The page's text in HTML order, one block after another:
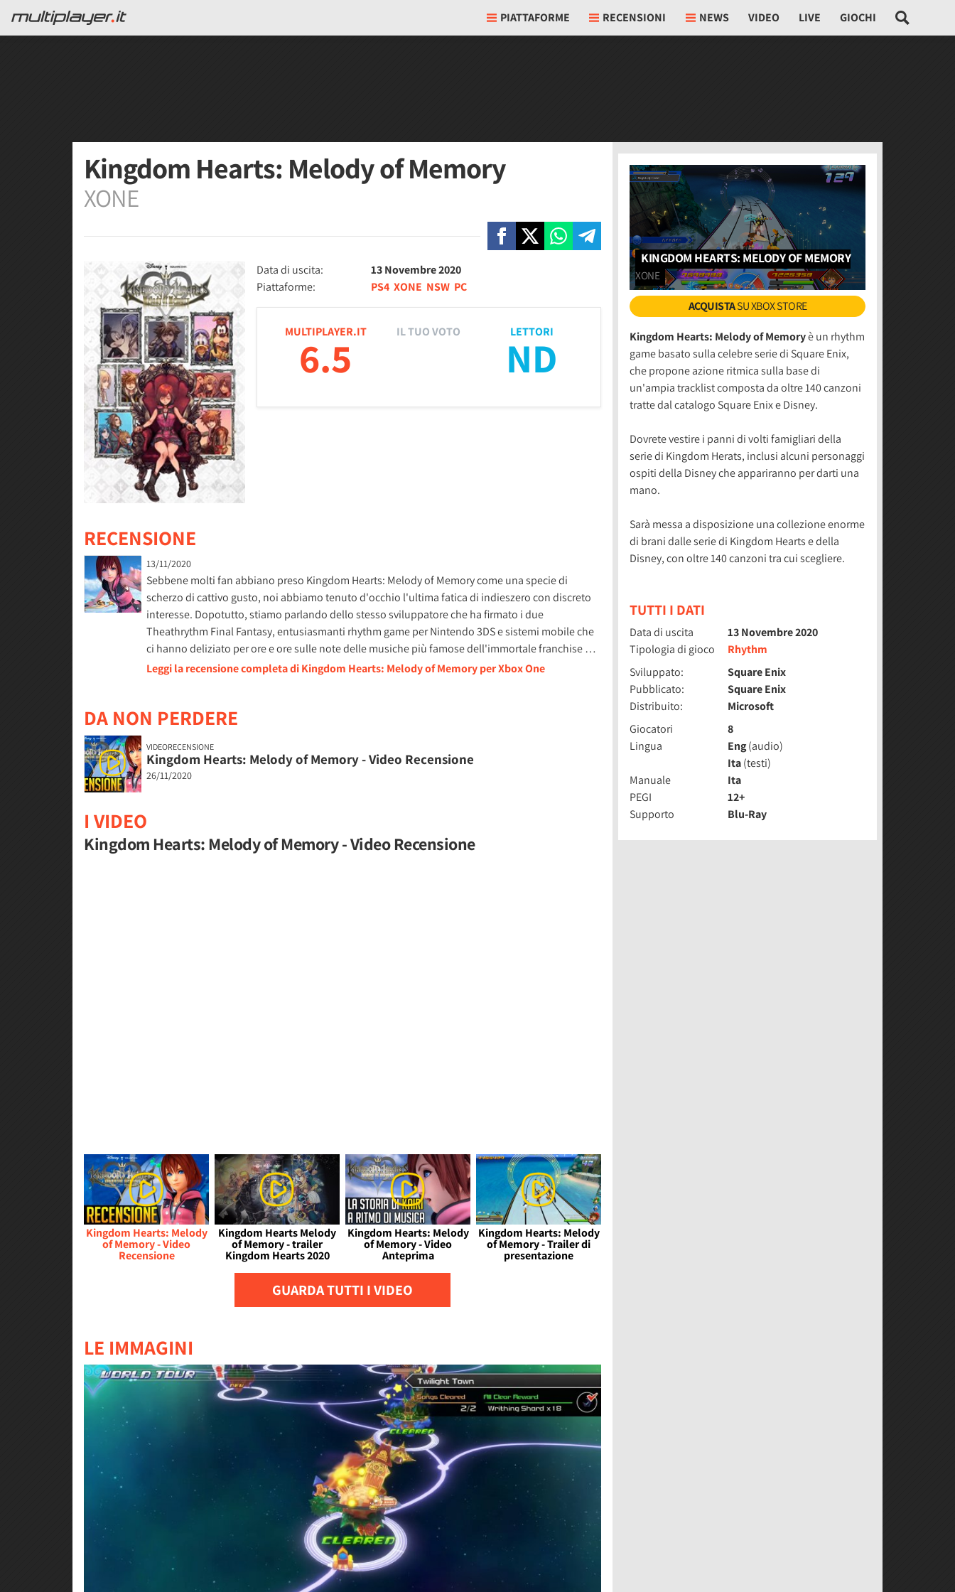
PIATTAFORME RECENSIONI NEWS VIDEO LIVE GIOCHI
Kingdom Hearts: Melody of Memory
XONE
Data di uscita:
13 Novembre 2020
Piattaforme:
PS4 XONE NSW PC
MULTIPLAYER.IT
6.5
LETTORI
ND
IL TUO VOTO
RECENSIONE
13/11/2020
Sebbene molti fan abbiano preso Kingdom Hearts: Melody of Memory come una specie di
scherzo di cattivo gusto, noi abbiamo tenuto d'occhio l'ultima fatica di indieszero con discreto
interesse. Dopotutto, stiamo parlando dello stesso sviluppatore che ha firmato i due
Theathrythm Final Fantasy, entusiasmanti rhythm game per Nintendo 3DS e sistemi mobile che
ci hanno deliziato per ore e ore sulle note delle musiche più famose dell'immortale franchise …
Leggi la recensione completa di Kingdom Hearts: Melody of Memory per Xbox One
DA NON PERDERE
VIDEORECENSIONE
Kingdom Hearts: Melody of Memory - Video Recensione
26/11/2020
I VIDEO
Kingdom Hearts: Melody of Memory - Video Recensione
Kingdom Hearts: Melody
of Memory - Video
Recensione
Kingdom Hearts Melody
of Memory - trailer
Kingdom Hearts 2020
Kingdom Hearts: Melody
of Memory - Video
Anteprima
Kingdom Hearts: Melody
of Memory - Trailer di
presentazione
GUARDA TUTTI I VIDEO
LE IMMAGINI
KINGDOM HEARTS: MELODY OF MEMORY
XONE
ACQUISTASU XBOX STORE
Kingdom Hearts: Melody of Memoryè un rhythm
game basato sulla celebre serie di Square Enix,
che propone azione ritmica sulla base di
un'ampia tracklist composta da oltre 140 canzoni
tratte dal catalogo Square Enix e Disney.
Dovrete vestire i panni di volti famigliari della
serie di Kingdom Herats, inclusi alcuni personaggi
ospiti della Disney che appariranno per darti una
mano.
Sarà messa a disposizione una collezione enorme
di brani dalle serie di Kingdom Hearts e della
Disney, con oltre 140 canzoni tra cui scegliere.
TUTTI I DATI
Data di uscita
13 Novembre 2020
Tipologia di gioco
Rhythm
Sviluppato:
Square Enix
Pubblicato:
Square Enix
Distribuito:
Microsoft
Giocatori
8
Lingua
Eng(audio)
Ita(testi)
Manuale
Ita
PEGI
12+
Supporto
Blu-Ray